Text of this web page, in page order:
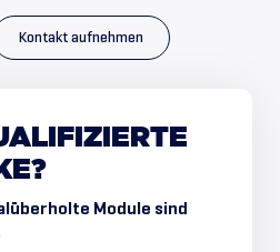
Kontakt aufnehmen
Module sind